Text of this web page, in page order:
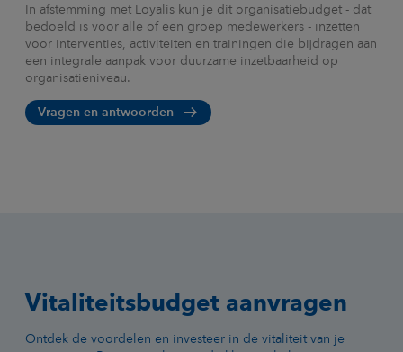
In afstemming met Loyalis kun je dit organisatiebudget - dat
bedoeld is voor alle of een groep medewerkers - inzetten
voor interventies, activiteiten en trainingen die bijdragen aan
een integrale aanpak voor duurzame inzetbaarheid op
organisatieniveau.
Vragen en antwoorden
Vitaliteitsbudget aanvragen
Ontdek de voordelen en investeer in de vitaliteit van je